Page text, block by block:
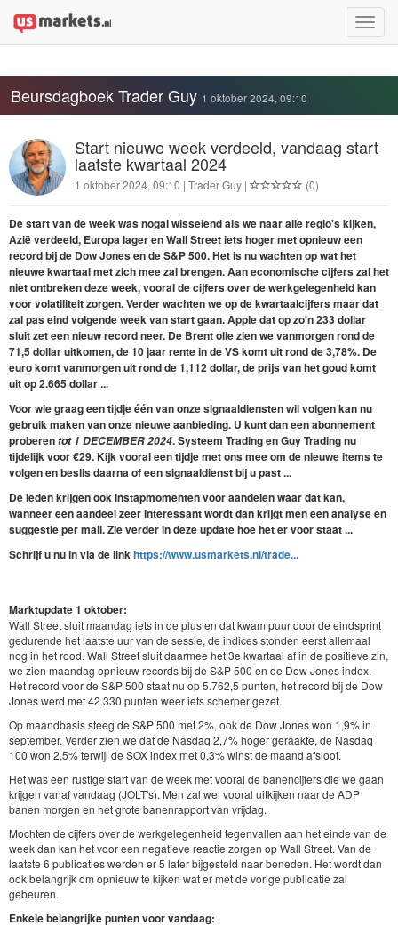
Toggle
Beursdagboek Trader Guy 1 oktober 2024, 09:10
Start nieuwe week verdeeld, vandaag start
laatste kwartaal 2024
1 oktober 2024, 09:10 | Trader Guy | (0)
De start van de week was nogal wisselend als we naar alle regio's kijken,
Azië verdeeld, Europa lager en Wall Street iets hoger met opnieuw een
record bij de Dow Jones en de S&P 500. Het is nu wachten op wat het
nieuwe kwartaal met zich mee zal brengen. Aan economische cijfers zal het
niet ontbreken deze week, vooral de cijfers over de werkgelegenheid kan
voor volatiliteit zorgen. Verder wachten we op de kwartaalcijfers maar dat
zal pas eind volgende week van start gaan. Apple dat op zo'n 233 dollar
sluit zet een nieuw record neer. De Brent olie zien we vanmorgen rond de
71,5 dollar uitkomen, de 10 jaar rente in de VS komt uit rond de 3,78%. De
euro komt vanmorgen uit rond de 1,112 dollar, de prijs van het goud komt
uit op 2.665 dollar ...
Voor wie graag een tijdje één van onze signaaldiensten wil volgen kan nu
gebruik maken van onze nieuwe aanbieding. U kunt dan een abonnement
proberentot1 DECEMBER2024. Systeem Trading en Guy Trading nu
tijdelijk voor €29. Kijk vooral een tijdje met ons mee om de nieuwe items te
volgen en beslis daarna of een signaaldienst bij u past ...
De leden krijgen ook instapmomenten voor aandelen waar dat kan,
wanneer een aandeel zeer interessant wordt dan krijgt men een analyse en
suggestie per mail. Zie verder in deze update hoe het er voor staat ...
Schrijf u nu in via de linkhttps://www.usmarkets.nl/trade...
Marktupdate 1 oktober:
Wall Street sluit maandag iets in de plus en dat kwam puur door de eindsprint
gedurende het laatste uur van de sessie, de indices stonden eerst allemaal
nog in het rood. Wall Street sluit daarmee het 3e kwartaal af in de positieve zin,
we zien maandag opnieuw records bij de S&P 500 en de Dow Jones index.
Het record voor de S&P 500 staat nu op 5.762,5 punten, het record bij de Dow
Jones werd met 42.330 punten weer iets scherper gezet.
Op maandbasis steeg de S&P 500 met 2%, ook de Dow Jones won 1,9% in
september. Verder zien we dat de Nasdaq 2,7% hoger geraakte, de Nasdaq
100 won 2,5% terwijl de SOX index met 0,3% winst de maand afsloot.
Het was een rustige start van de week met vooral de banencijfers die we gaan
krijgen vanaf vandaag (JOLT's). Men zal wel vooral uitkijken naar de ADP
banen morgen en het grote banenrapport van vrijdag.
Mochten de cijfers over de werkgelegenheid tegenvallen aan het einde van de
week dan kan het voor een negatieve reactie zorgen op Wall Street. Van de
laatste 6 publicaties werden er 5 later bijgesteld naar beneden. Het wordt dan
ook belangrijk om opnieuw te kijken wat er met de vorige publicatie zal
gebeuren.
Enkele belangrijke punten voor vandaag: